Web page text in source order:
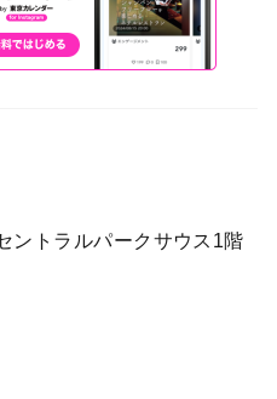
ントラルパークサウス1階